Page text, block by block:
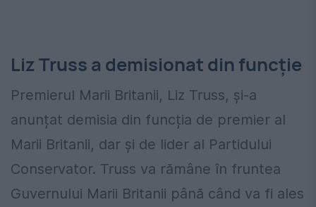
Liz Truss a demisionat din funcție
Premierul Marii Britanii, Liz Truss, și-a
anunțat demisia din funcția de premier al
Marii Britanii, dar și de lider al Partidului
Conservator. Truss va rămâne în fruntea
Guvernului Marii Britanii până când va fi ales